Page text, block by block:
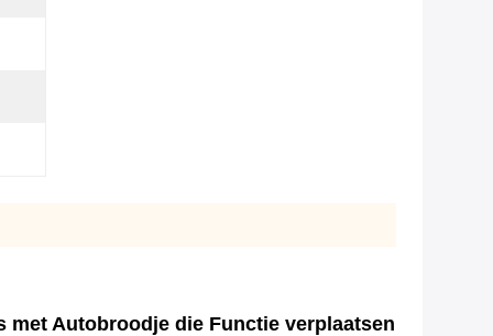
met Autobroodje die Functie verplaatsen